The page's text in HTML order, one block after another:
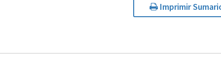
Imprimir